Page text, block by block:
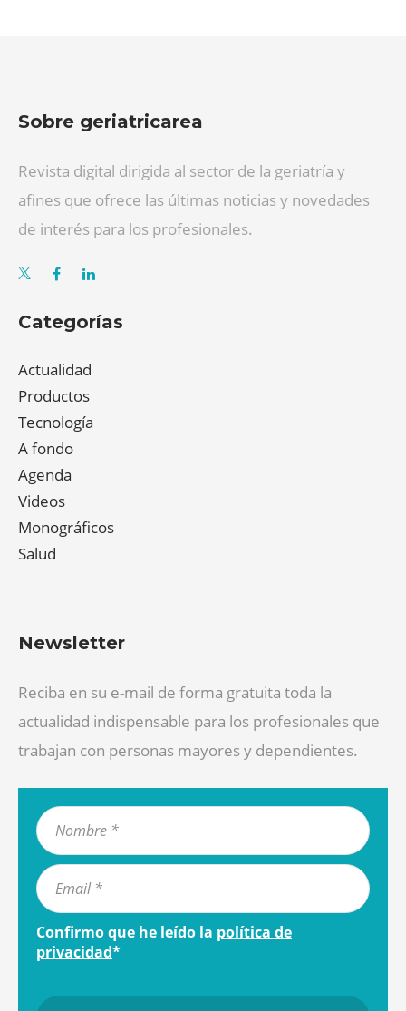
Sobre geriatricarea
Revista digital dirigida al sector de la geriatría y
afines que ofrece las últimas noticias y novedades
de interés para los profesionales.
Categorías
Actualidad
Productos
Tecnología
A fondo
Agenda
Videos
Monográficos
Salud
Newsletter
Reciba en su e-mail de forma gratuita toda la
actualidad indispensable para los profesionales que
trabajan con personas mayores y dependientes.
Confirmo que he leído la política de
privacidad*